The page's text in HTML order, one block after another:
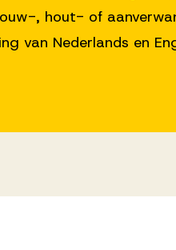
, hout- of
van Nederlands en